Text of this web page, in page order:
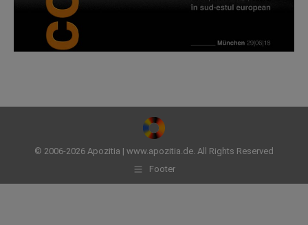
© 2006-2026 Apozitia | www.apozitia.de. All Rights Reserved
Footer